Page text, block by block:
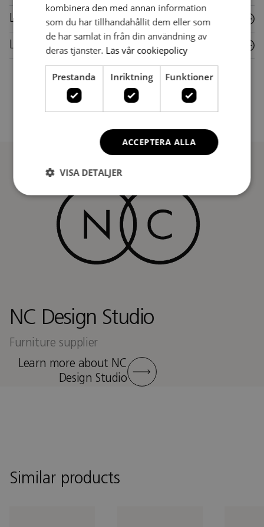
Laminate
Leather
NC Design Studio
Furniture supplier
Learn more about NC
Design Studio
Similar products
kombinera den med annan information
som du har tillhandahållit dem eller som
de har samlat in från din användning av
deras tjänster. Läs vår cookiepolicy
Prestanda Inriktning Funktioner
ACCEPTERA ALLA
VISA DETALJER